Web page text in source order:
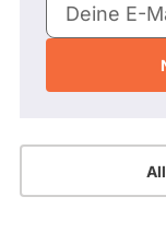
Mail-
Deine E-